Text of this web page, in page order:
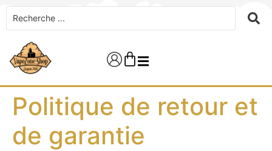
Politique de retour et
de garantie